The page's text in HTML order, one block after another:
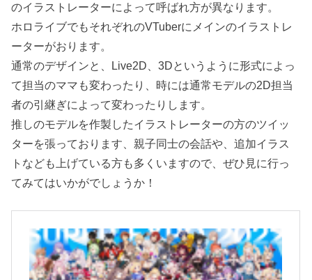
のイラストレーターによって呼ばれ方が異なります。
ホロライブでもそれぞれのVTuberにメインのイラストレ
ーターがおります。
通常のデザインと、Live2D、3Dというように形式によっ
て担当のママも変わったり、時には通常モデルの2D担当
者の引継ぎによって変わったりします。
推しのモデルを作製したイラストレーターの方のツイッ
ターを張っております、親子同士の会話や、追加イラス
トなども上げている方も多くいますので、ぜひ見に行っ
てみてはいかがでしょうか！